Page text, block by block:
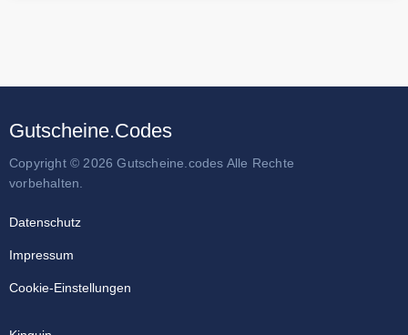
Gutscheine.Codes
Copyright © 2026 Gutscheine.codes Alle Rechte
vorbehalten.
Datenschutz
Impressum
Cookie-Einstellungen